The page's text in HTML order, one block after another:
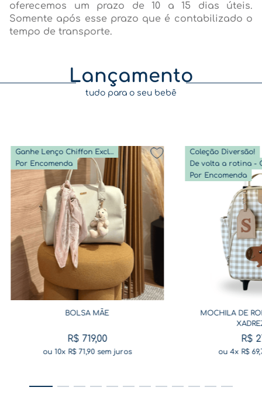
oferecemos um prazo de 10 a 15 dias úteis.
Somente após esse prazo que é contabilizado o
tempo de transporte.
Lançamento
tudo para o seu bebê
Ganhe Lenço Chiffon Exclusivo
Por Encomenda
BOLSA MÃE
R$ 719,00
ou10x R$ 71,90sem juros
Coleção Diversão!
Por Encomenda
MOCHILA DE
R$
ou 4x R$ 69,